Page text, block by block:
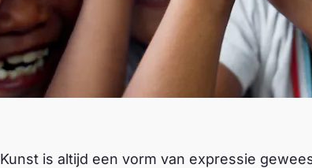
Kunst is altijd een vorm van expressie